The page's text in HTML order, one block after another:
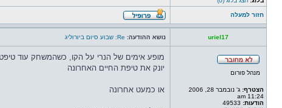
חזור למעלה
uriel17 נושא ההודעה: Re: שבוע סיום ביורוליג
מנהל פורום
הצטרף:
ג' נובמבר 28, 2006
11:24 am
הודעות:
מופע אימים של הנרי על הקו, כשהמשחק עוד
יונק את טיפת החיים האחרונה
או כמעט אחרונה